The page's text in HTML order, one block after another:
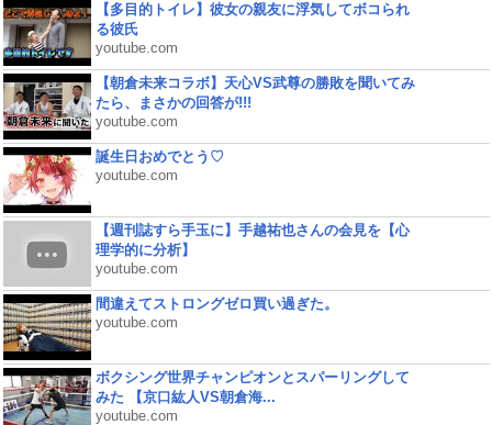
【多目的トイレ】彼女の親友に浮気してボコられ
る彼氏
youtube.com
【朝倉未来コラボ】天心VS武尊の勝敗を聞いてみ
たら、まさかの回答が!!!
youtube.com
誕生日おめでとう♡
youtube.com
【週刊誌すら手玉に】手越祐也さんの会見を【心
理学的に分析】
youtube.com
間違えてストロングゼロ買い過ぎた。
youtube.com
ボクシング世界チャンピオンとスパーリングして
みた 【京口紘人VS朝倉海...
youtube.com